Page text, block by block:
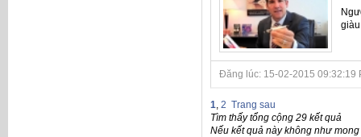
giàu
Đăng lúc: 15-02-2015 09:32:19
1 2 Trang sau
Tìm thấy tổng cộng 29 kết quả
Nếu kết quả này không như